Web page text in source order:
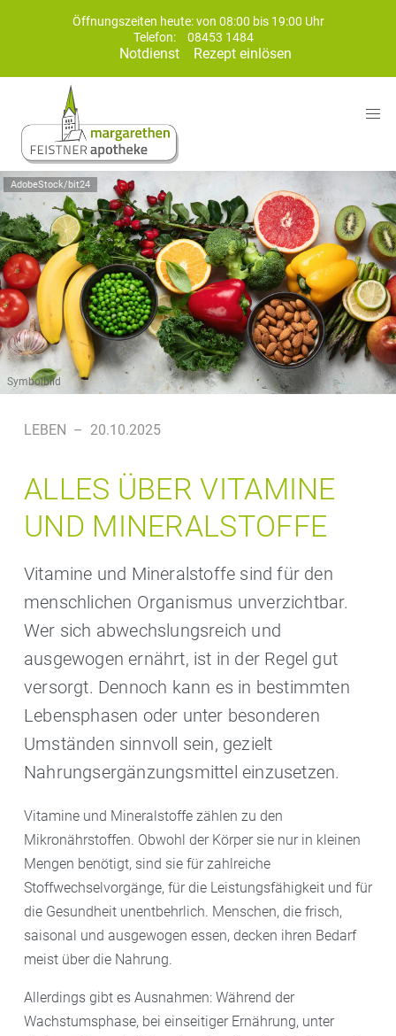
Öffnungszeiten heute: von 08:00 bis 19:00 Uhr
Telefon:
08453 1484
Notdienst Rezept einlösen
AdobeStock/bit24
Symbolbild
LEBEN – 20.10.2025
ALLES ÜBER VITAMINE
UND MINERALSTOFFE
Vitamine und Mineralstoffe sind für den
menschlichen Organismus unverzichtbar.
Wer sich abwechslungsreich und
ausgewogen ernährt, ist in der Regel gut
versorgt. Dennoch kann es in bestimmten
Lebensphasen oder unter besonderen
Umständen sinnvoll sein, gezielt
Nahrungsergänzungsmittel einzusetzen.
Vitamine und Mineralstoffe zählen zu den
Mikronährstoffen. Obwohl der Körper sie nur in kleinen
Mengen benötigt, sind sie für zahlreiche
Stoffwechselvorgänge, für die Leistungsfähigkeit und für
die Gesundheit unentbehrlich. Menschen, die frisch,
saisonal und ausgewogen essen, decken ihren Bedarf
meist über die Nahrung.
Allerdings gibt es Ausnahmen: Während der
Wachstumsphase, bei einseitiger Ernährung, unter